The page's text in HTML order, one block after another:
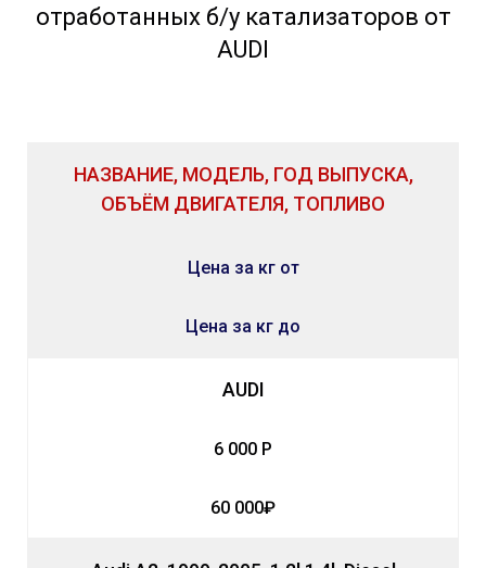
отработанных б/у катализаторов от
AUDI
НАЗВАНИЕ, МОДЕЛЬ, ГОД ВЫПУСКА,
ОБЪЁМ ДВИГАТЕЛЯ, ТОПЛИВО
Цена за кг от
Цена за кг до
AUDI
6 000 Р
60 000₽